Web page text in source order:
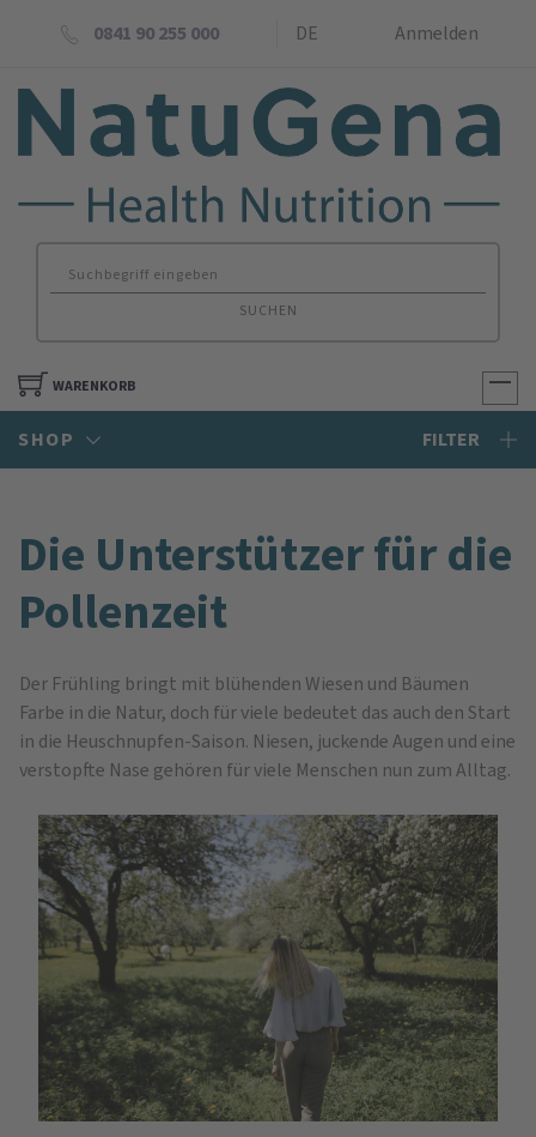
0841 90 255 000 DE Anmelden
SUCHEN
WARENKORB
SHOP FILTER
Die Unterstützer für die
Pollenzeit
Der Frühling bringt mit blühenden Wiesen und Bäumen
Farbe in die Natur, doch für viele bedeutet das auch den Start
in die Heuschnupfen-Saison. Niesen, juckende Augen und eine
verstopfte Nase gehören für viele Menschen nun zum Alltag.